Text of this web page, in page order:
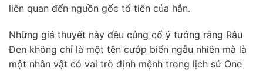
liên quan đến nguồn gốc tổ tiên của hắn.
Những giả thuyết này đều củng cố ý tưởng rằng Râu
Đen không chỉ là một tên cướp biển ngẫu nhiên mà là
một nhân vật có vai trò định mệnh trong lịch sử One